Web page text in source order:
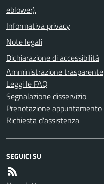
eblower).
Informativa privacy
Note legali
Dichiarazione di accessibilità
Amministrazione trasparente
Leggi le FAQ
Segnalazione disservizio
Prenotazione appuntamento
Richiesta d'assistenza
SEGUICI SU